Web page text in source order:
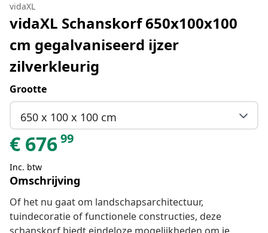
vidaXL
vidaXL Schanskorf 650x100x100
cm gegalvaniseerd ijzer
zilverkleurig
Grootte
650 x 100 x 100 cm
€ 67699
Inc. btw
Omschrijving
Of het nu gaat om landschapsarchitectuur,
tuindecoratie of functionele constructies, deze